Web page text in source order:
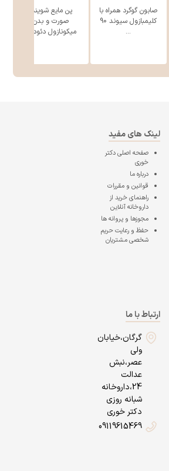
صابون گوگرد همراه با
کلیمبازول سیوند 90
...
پن مایع شوینده
صورت و بدن
میکونازول دئود ...
لینک های مفید
صفحه اصلیدکتر
خوری
درباره ما
قوانین و مقررات
راهنمای خرید از
داروخانه آنلاین
مجوزها و پروانه ها
حفظ و رعایت حریم
شخصی مشتریان
ارتباط با ما
گرگان،خیابان
ولی
عصر،نبش
عدالت
24،داروخانه
شبانه روزی
دکتر خوری
09119615469